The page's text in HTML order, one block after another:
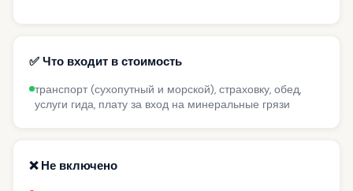
✅ Что входит в стоимость
транспорт (сухопутный и морской), страховку, обед,
услуги гида, плату за вход на минеральные грязи
❌ Не включено